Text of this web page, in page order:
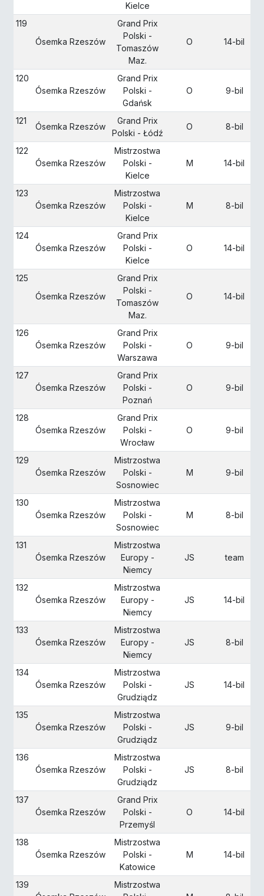
Kielce
119
Ósemka Rzeszów
Grand Prix
Polski -
Tomaszów
Maz.
O 14-bil
120
Ósemka Rzeszów
Grand Prix
Polski -
Gdańsk
O 9-bil
121
Ósemka Rzeszów
Grand Prix
Polski - Łódź
O 8-bil
122
Ósemka Rzeszów
Mistrzostwa
Polski -
Kielce
M 14-bil
123
Ósemka Rzeszów
Mistrzostwa
Polski -
Kielce
M 8-bil
124
Ósemka Rzeszów
Grand Prix
Polski -
Kielce
O 14-bil
125
Ósemka Rzeszów
Grand Prix
Polski -
Tomaszów
Maz.
O 14-bil
126
Ósemka Rzeszów
Grand Prix
Polski -
Warszawa
O 9-bil
127
Ósemka Rzeszów
Grand Prix
Polski -
Poznań
O 9-bil
128
Ósemka Rzeszów
Grand Prix
Polski -
Wrocław
O 9-bil
129
Ósemka Rzeszów
Mistrzostwa
Polski -
Sosnowiec
M 9-bil
130
Ósemka Rzeszów
Mistrzostwa
Polski -
Sosnowiec
M 8-bil
131
Ósemka Rzeszów
Mistrzostwa
Europy -
Niemcy
JS team
132
Ósemka Rzeszów
Mistrzostwa
Europy -
Niemcy
JS 14-bil
133
Ósemka Rzeszów
Mistrzostwa
Europy -
Niemcy
JS 8-bil
134
Ósemka Rzeszów
Mistrzostwa
Polski -
Grudziądz
JS 14-bil
135
Ósemka Rzeszów
Mistrzostwa
Polski -
Grudziądz
JS 9-bil
136
Ósemka Rzeszów
Mistrzostwa
Polski -
Grudziądz
JS 8-bil
137
Ósemka Rzeszów
Grand Prix
Polski -
Przemyśl
O 14-bil
138
Ósemka Rzeszów
Mistrzostwa
Polski -
Katowice
M 14-bil
139
Mistrzostwa